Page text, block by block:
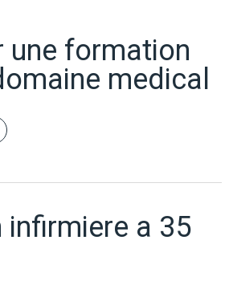
une formation
medical
a 35